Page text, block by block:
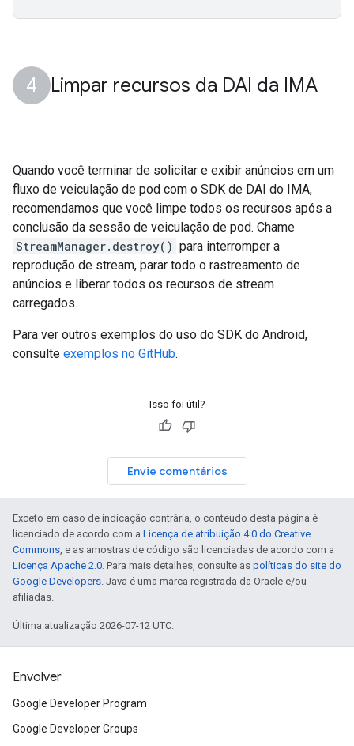
Limpar recursos da DAI da IMA
Quando você terminar de solicitar e exibir anúncios em um
fluxo de veiculação de pod com o SDK de DAI do IMA,
recomendamos que você limpe todos os recursos após a
conclusão da sessão de veiculação de pod. Chame
StreamManager.destroy() para interromper a
reprodução de stream, parar todo o rastreamento de
anúncios e liberar todos os recursos de stream
carregados.
Para ver outros exemplos do uso do SDK do Android,
consulte exemplos no GitHub.
Isso foi útil?
Envie comentários
Exceto em caso de indicação contrária, o conteúdo desta página é
licenciado de acordo com a Licença de atribuição 4.0 do Creative
Commons, e as amostras de código são licenciadas de acordo com a
Licença Apache 2.0. Para mais detalhes, consulte as políticas do site do
Google Developers. Java é uma marca registrada da Oracle e/ou
afiliadas.
Última atualização 2026-07-12 UTC.
Envolver
Google Developer Program
Google Developer Groups